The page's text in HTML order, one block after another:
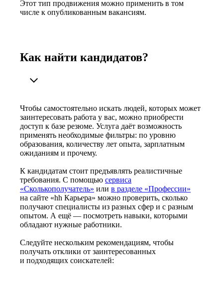
Этот тип продвижения можно применить в том
числе к опубликованным вакансиям.
Как найти кандидатов?
Чтобы самостоятельно искать людей, которых может
заинтересовать работа у вас, можно приобрести
доступ к базе резюме. Услуга даёт возможность
применять необходимые фильтры: по уровню
образования, количеству лет опыта, зарплатным
ожиданиям и прочему.
К кандидатам стоит предъявлять реалистичные
требования. С помощью сервиса
«Сколькополучатель» или в разделе «Профессии»
на сайте «hh Карьера» можно проверить, сколько
получают специалисты из разных сфер и с разным
опытом. А ещё — посмотреть навыки, которыми
обладают нужные работники.
Следуйте нескольким рекомендациям, чтобы
получать отклики от заинтересованных
и подходящих соискателей: